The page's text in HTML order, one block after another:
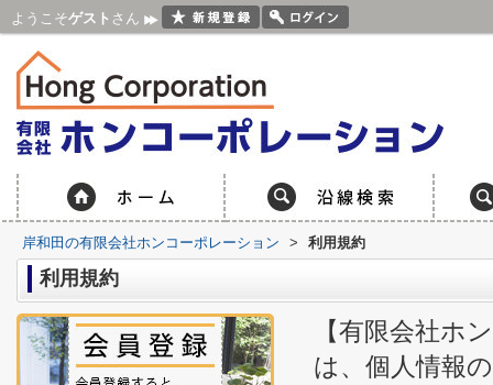
ようこそゲスト さん
岸和田の有限会社ホンコーポレーション > 利用規約
利用規約
【有限会社ホ
は、個人情報